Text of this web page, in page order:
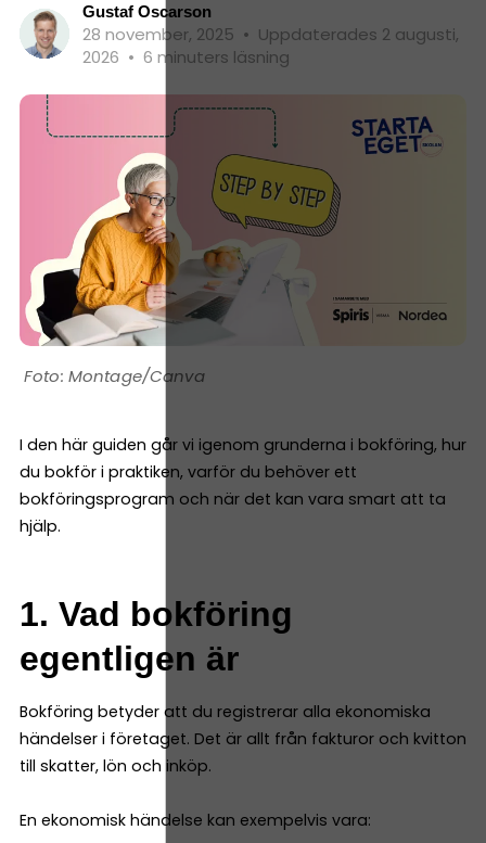
Gustaf Oscarson
28 november, 2025 • Uppdaterades 2 augusti,
2026 • 6 minuters läsning
Montage/Canva
I den här guiden går vi igenom grunderna i bokföring, hur
du bokför i praktiken, varför du behöver ett
bokföringsprogram och när det kan vara smart att ta
hjälp.
1. Vad bokföring
egentligen är
Bokföring betyder att du registrerar alla ekonomiska
händelser i företaget. Det är allt från fakturor och kvitton
till skatter, lön och inköp.
En ekonomisk händelse kan exempelvis vara: